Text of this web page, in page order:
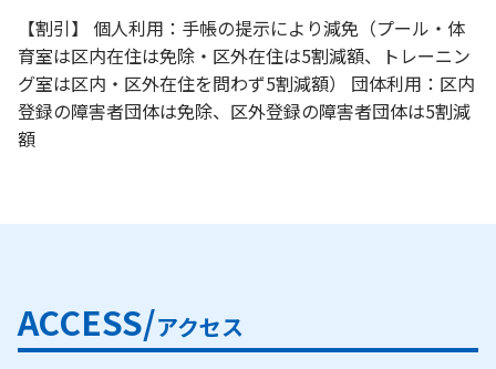
【割引】 個人利用：手帳の提示により減免（プール・体
育室は区内在住は免除・区外在住は5割減額、トレーニン
グ室は区内・区外在住を問わず5割減額） 団体利用：区内
登録の障害者団体は免除、区外登録の障害者団体は5割減
額
ACCESS/アクセス